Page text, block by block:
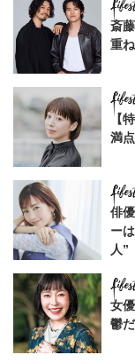
斎
重
【
満
俳
ー
人”
女
鬱